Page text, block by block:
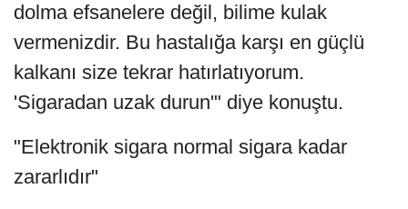
dolma efsanelere değil, bilime kulak
vermenizdir. Bu hastalığa karşı en güçlü
kalkanı size tekrar hatırlatıyorum.
'Sigaradan uzak durun'" diye konuştu.
"Elektronik sigara normal sigara kadar
zararlıdır"